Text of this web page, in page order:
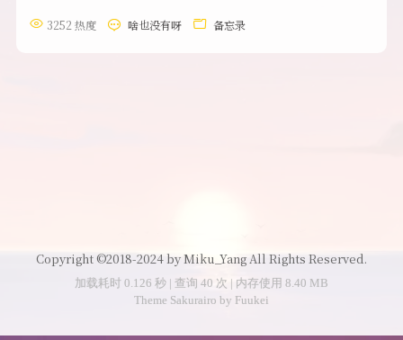
3252 热度 啥也没有呀 备忘录
Copyright ©2018-2024 by Miku_Yang All Rights Reserved.
加载耗时 0.126 秒 | 查询 40 次 | 内存使用 8.40 MB
Theme Sakurairo by Fuukei